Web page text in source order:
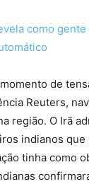
como
de
Reuters,
região. O Irã
indianos que
tinha como